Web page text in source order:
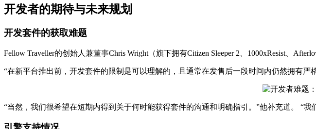
开发者的期待与未来规划
开发套件的获取难题
Fellow Traveller的创始人兼董事Chris Wright（旗下拥有Citizen Sleeper 2、1000xResist、
“在新平台推出前，开发套件的限制是可以理解的，且通常在发售后一段时间内仍然拥有
“当然，我们很希望在短期内得到关于何时能获得套件的沟通和明确指引。”他补充道。 “